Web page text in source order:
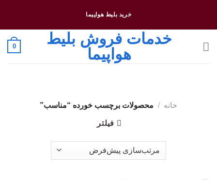
محتوا
خرید بلیط هواپیما
خدمات فروش بلیط
هواپیما
0
خانه / محصولات برچسب خورده “مناسب”
فیلتر